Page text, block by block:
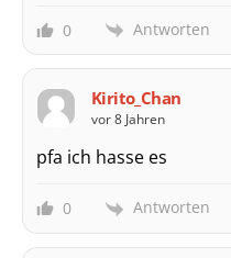
0 Antworten
Kirito_Chan
vor 8 Jahren
pfa ich hasse es
0 Antworten